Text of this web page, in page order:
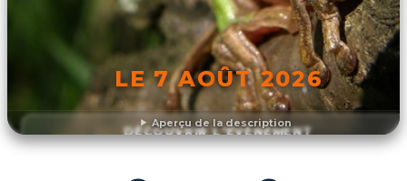
Aperçu de la description
LE 7 AOÛT 2026
DÉCOUVRIR L'ÉVÉNEMENT